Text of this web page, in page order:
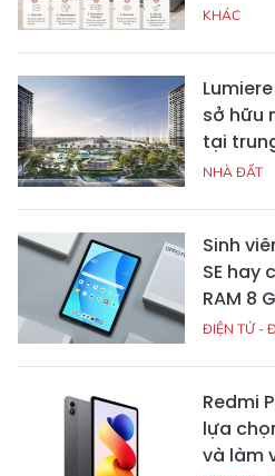
KHÁC
sở hữu
tại
NHÀ ĐẤT
Sinh
SE hay
RAM 8
ĐIỆN TỬ -
Redmi
lựa
và làm